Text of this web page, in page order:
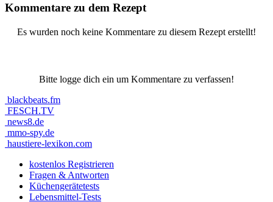
Kommentare zu dem Rezept
Es wurden noch keine Kommentare zu diesem Rezept erstellt!
Bitte logge dich ein um Kommentare zu verfassen!
blackbeats.fm
FESCH.TV
news8.de
mmo-spy.de
haustiere-lexikon.com
kostenlos Registrieren
Fragen & Antworten
Küchengerätetests
Lebensmittel-Tests